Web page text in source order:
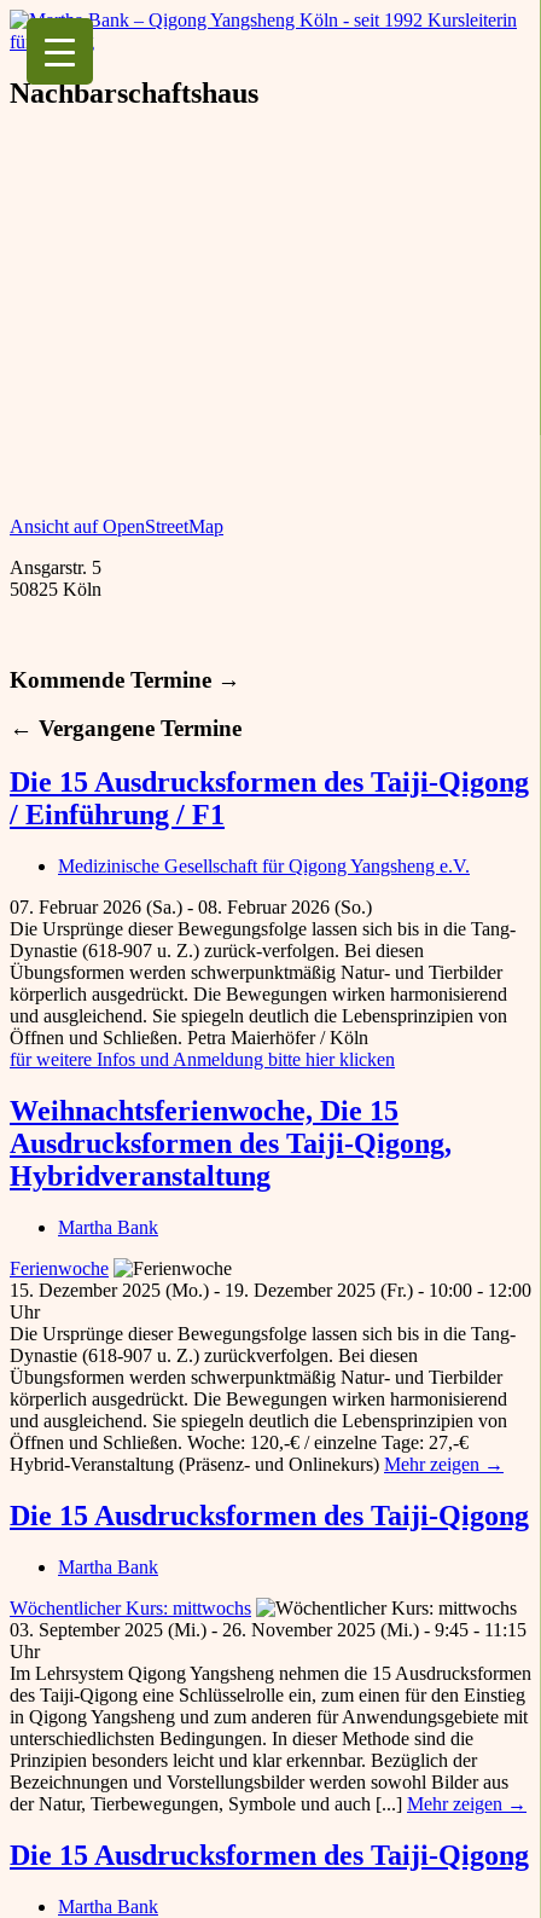
Martha Bank – Qigong Yangsheng Köln
seit 1992 Kursleiterin für Qigong
Nachbarschaftshaus
Ansicht auf OpenStreetMap
Ansgarstr. 5
50825 Köln
Kommende Termine →
← Vergangene Termine
Die 15 Ausdrucksformen des Taiji-Qigong
/ Einführung / F1
Medizinische Gesellschaft für Qigong Yangsheng e.V.
07. Februar 2026 (Sa.) - 08. Februar 2026 (So.)
Die Ursprünge dieser Bewegungsfolge lassen sich bis in die Tang-
Dynastie (618-907 u. Z.) zurück-verfolgen. Bei diesen
Übungsformen werden schwerpunktmäßig Natur- und Tierbilder
körperlich ausgedrückt. Die Bewegungen wirken harmonisierend
und ausgleichend. Sie spiegeln deutlich die Lebensprinzipien von
Öffnen und Schließen. Petra Maierhöfer / Köln
für weitere Infos und Anmeldung bitte hier klicken
Weihnachtsferienwoche, Die 15
Ausdrucksformen des Taiji-Qigong,
Hybridveranstaltung
Martha Bank
Ferienwoche
15. Dezember 2025 (Mo.) - 19. Dezember 2025 (Fr.) - 10:00 - 12:00
Uhr
Die Ursprünge dieser Bewegungsfolge lassen sich bis in die Tang-
Dynastie (618-907 u. Z.) zurückverfolgen. Bei diesen
Übungsformen werden schwerpunktmäßig Natur- und Tierbilder
körperlich ausgedrückt. Die Bewegungen wirken harmonisierend
und ausgleichend. Sie spiegeln deutlich die Lebensprinzipien von
Öffnen und Schließen. Woche: 120,-€ / einzelne Tage: 27,-€
Hybrid-Veranstaltung (Präsenz- und Onlinekurs) Mehr zeigen →
Die 15 Ausdrucksformen des Taiji-Qigong
Martha Bank
Wöchentlicher Kurs: mittwochs
03. September 2025 (Mi.) - 26. November 2025 (Mi.) - 9:45 - 11:15
Uhr
Im Lehrsystem Qigong Yangsheng nehmen die 15 Ausdrucksformen
des Taiji-Qigong eine Schlüsselrolle ein, zum einen für den Einstieg
in Qigong Yangsheng und zum anderen für Anwendungsgebiete mit
unterschiedlichsten Bedingungen. In dieser Methode sind die
Prinzipien besonders leicht und klar erkennbar. Bezüglich der
Bezeichnungen und Vorstellungsbilder werden sowohl Bilder aus
der Natur, Tierbewegungen, Symbole und auch [...] Mehr zeigen →
Die 15 Ausdrucksformen des Taiji-Qigong
Martha Bank